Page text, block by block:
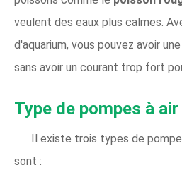
veulent des eaux plus calmes.
d'aquarium, vous pouvez avoir
sans avoir un courant trop fort
Type de pompes à
Il existe trois types de
sont :